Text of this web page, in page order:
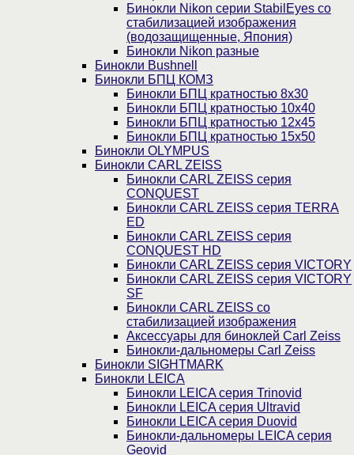
Бинокли Nikon серии StabilEyes со
стабилизацией изображения
(водозащищенные, Япония)
Бинокли Nikon разные
Бинокли Bushnell
Бинокли БПЦ КОМЗ
Бинокли БПЦ кратностью 8х30
Бинокли БПЦ кратностью 10х40
Бинокли БПЦ кратностью 12х45
Бинокли БПЦ кратностью 15х50
Бинокли OLYMPUS
Бинокли CARL ZEISS
Бинокли CARL ZEISS серия
CONQUEST
Бинокли CARL ZEISS серия TERRA
ED
Бинокли CARL ZEISS серия
CONQUEST HD
Бинокли CARL ZEISS серия VICTORY
Бинокли CARL ZEISS серия VICTORY
SF
Бинокли CARL ZEISS со
стабилизацией изображения
Аксессуары для биноклей Carl Zeiss
Бинокли-дальномеры Carl Zeiss
Бинокли SIGHTMARK
Бинокли LEICA
Бинокли LEICA серия Trinovid
Бинокли LEICA серия Ultravid
Бинокли LEICA серия Duovid
Бинокли-дальномеры LEICA серия
Geovid